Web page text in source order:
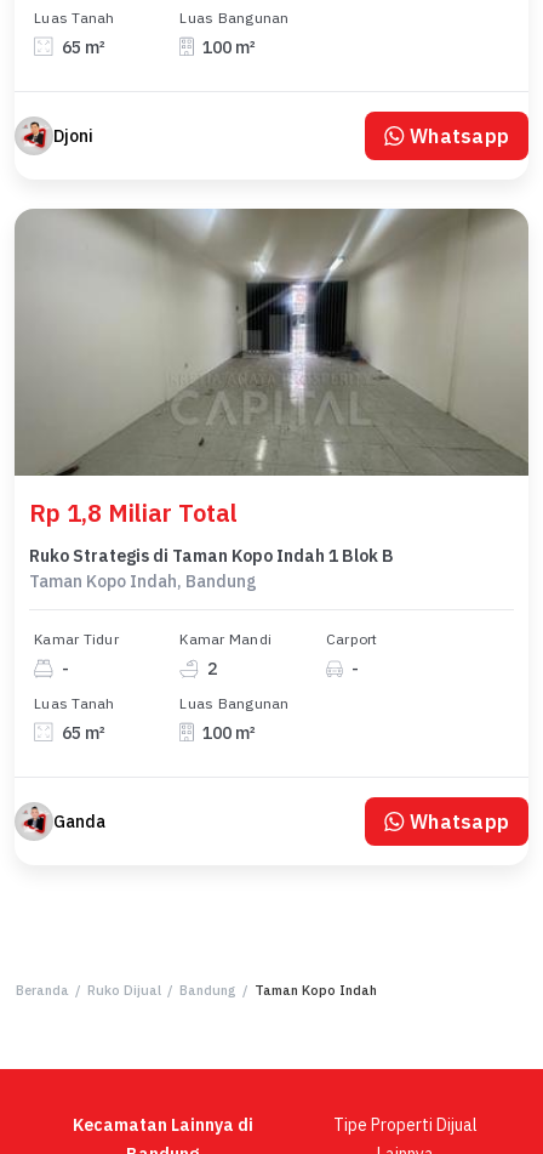
Luas Tanah
65 m²
Luas Bangunan
100 m²
Djoni Whatsapp
Rp 1,8 Miliar Total
Ruko Strategis di Taman Kopo Indah 1 Blok B
Taman Kopo Indah, Bandung
Kamar Tidur
-
Kamar Mandi
2
Carport
-
Luas Tanah
65 m²
Luas Bangunan
100 m²
Ganda Whatsapp
Beranda / Ruko Dijual / Bandung / Taman Kopo Indah
Kecamatan Lainnya di
Tipe Properti Dijual